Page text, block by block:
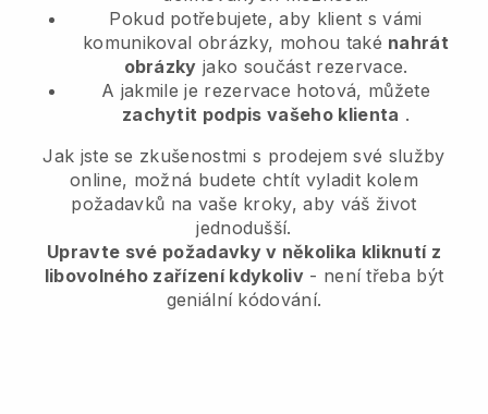
Pokud potřebujete, aby klient s vámi
komunikoval obrázky, mohou také nahrát
obrázky jako součást rezervace.
A jakmile je rezervace hotová, můžete
zachytit podpis vašeho klienta .
Jak jste se zkušenostmi s prodejem své služby
online, možná budete chtít vyladit kolem
požadavků na vaše kroky, aby váš život
jednodušší.
Upravte své požadavky v několika kliknutí z
libovolného zařízení kdykoliv- není třeba být
geniální kódování.